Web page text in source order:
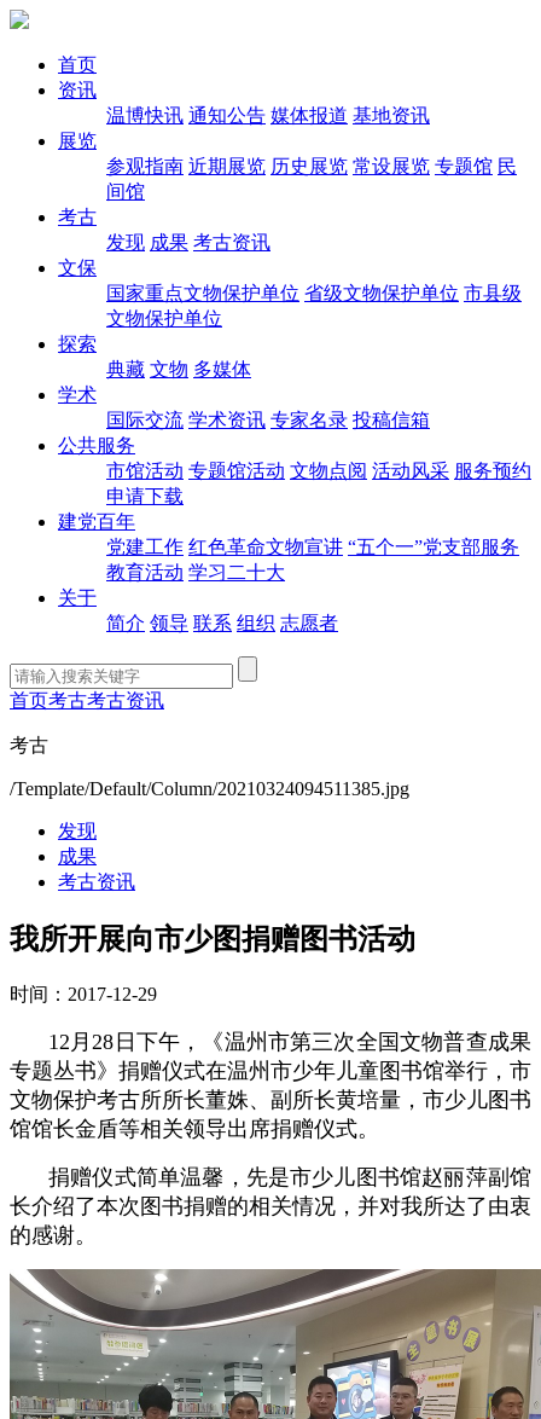
首页
资讯
温博快讯 通知公告 媒体报道 基地资讯
展览
参观指南 近期展览 历史展览 常设展览 专题馆 民
间馆
考古
发现 成果 考古资讯
文保
国家重点文物保护单位 省级文物保护单位 市县级
文物保护单位
探索
典藏 文物 多媒体
学术
国际交流 学术资讯 专家名录 投稿信箱
公共服务
市馆活动 专题馆活动 文物点阅 活动风采 服务预约
申请下载
建党百年
党建工作 红色革命文物宣讲 “五个一”党支部服务
教育活动 学习二十大
关于
简介 领导 联系 组织 志愿者
首页考古考古资讯
考古
/Template/Default/Column/20210324094511385.jpg
发现
成果
考古资讯
我所开展向市少图捐赠图书活动
时间：2017-12-29
12月28日下午，《温州市第三次全国文物普查成果
专题丛书》捐赠仪式在温州市少年儿童图书馆举行，市
文物保护考古所所长董姝、副所长黄培量，市少儿图书
馆馆长金盾等相关领导出席捐赠仪式。
捐赠仪式简单温馨，先是市少儿图书馆赵丽萍副馆
长介绍了本次图书捐赠的相关情况，并对我所达了由衷
的感谢。